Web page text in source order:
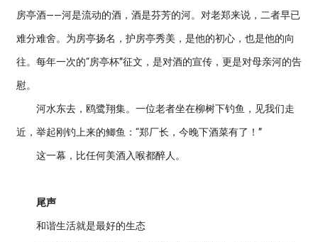
房亭酒——河是流动的酒，酒是芬芳的河。对老郑来说，二者早已
难分难舍。为房亭扬名，护房亭秀美，是他的初心，也是他的向
往。每年一次的“房亭杯”征文，是对酒的宣传，更是对母亲河的告
慰。
河水东去，鸥鹭翔集。一位老者坐在柳树下钓鱼，见我们走
近，举起刚钓上来的鲫鱼：“郑厂长，今晚下酒菜有了！”
这一幕，比任何美酒入喉都醉人。
尾声
和谐生活就是最好的生态